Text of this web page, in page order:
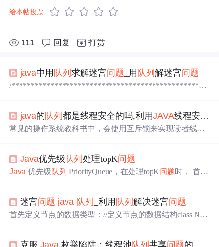
给本帖投票
111 回复 打赏
java中用 队列求解迷宫问题 _用 队列解迷宫问题
/**************************************************
已走过并入队列;while (队列非空){出队一个点p;if (p这个点
是终点){break;}否则沿下，右，上，左四个方向探索相邻
java的队列都是线程安全的吗,利用JAVA线程安全
常见的操作系统教科书中，会使用互斥锁来实现读者线程
LinkedQueue 是线程安全的非阻塞 队列
到，非阻塞队列当线程需要等待的时候，则不会阻塞等
Java优先级 队列处理topK问题
Java 优先级队列 PriorityQueue，在处理topK问题时， 首先
Comparator>(){ //对某个属性的map按value进行排序 @Ove
rride public int comp
迷宫问题 java 队列 _利用 队列解决迷宫问题
首先定义节点的数据类型：//定义节点的数据结构class Nod
克服Java 枚举陷阱：线程池队列共享问题的解决之道